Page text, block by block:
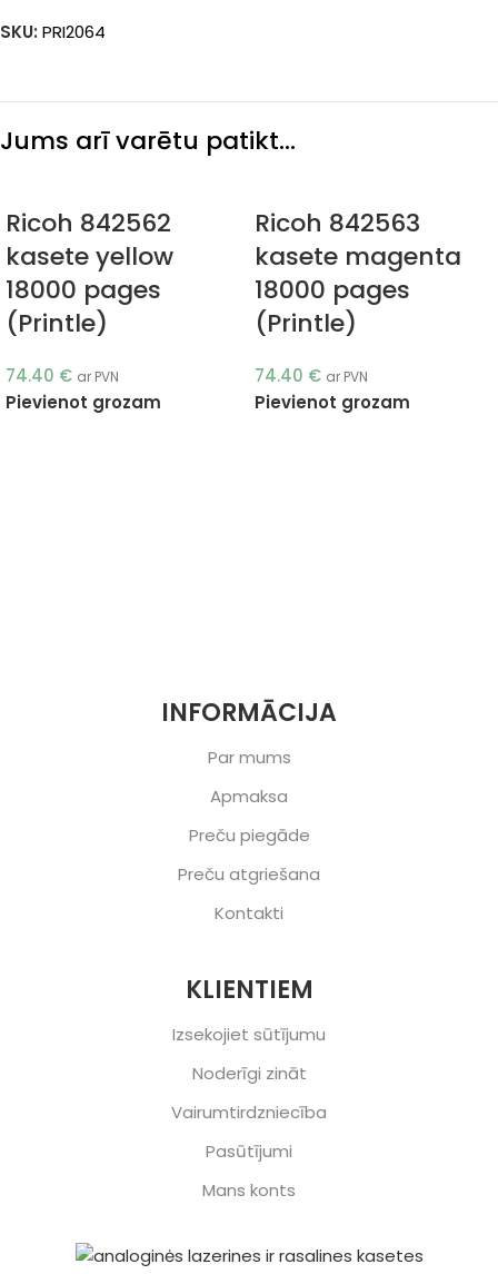
SKU: PRI2064
Jums arī varētu patikt…
Ricoh 842562
kasete yellow
18000 pages
(Printle)
74.40 € ar PVN
Pievienot grozam
Ricoh 842563
kasete magenta
18000 pages
(Printle)
74.40 € ar PVN
Pievienot grozam
INFORMĀCIJA
Par mums
Apmaksa
Preču piegāde
Preču atgriešana
Kontakti
KLIENTIEM
Izsekojiet sūtījumu
Noderīgi zināt
Vairumtirdzniecība
Pasūtījumi
Mans konts